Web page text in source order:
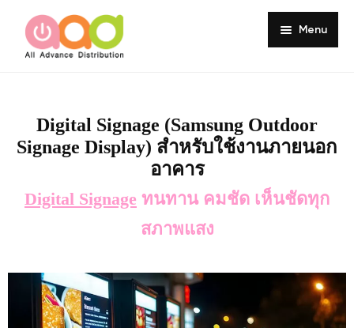
Menu
Products
Knowledge
Contact
Digital Signage (Samsung Outdoor
Signage Display) สำหรับใช้งานภายนอก
อาคาร
Digital Signage ทนทาน คมชัด เห็นชัดทุก
สภาพแสง